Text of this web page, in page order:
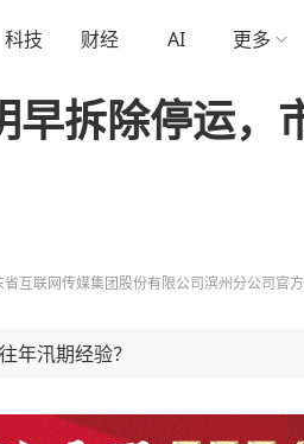
科技 财经 AI 更多
早拆除停运，
省互联网传媒集团股份有限公司滨州分公司官
年汛期经验？